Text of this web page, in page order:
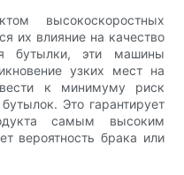
высокоскоростных
их влияние на качество
бутылки, эти машины
узких мест на
к минимуму риск
Это гарантирует
самым высоким
вероятность брака или